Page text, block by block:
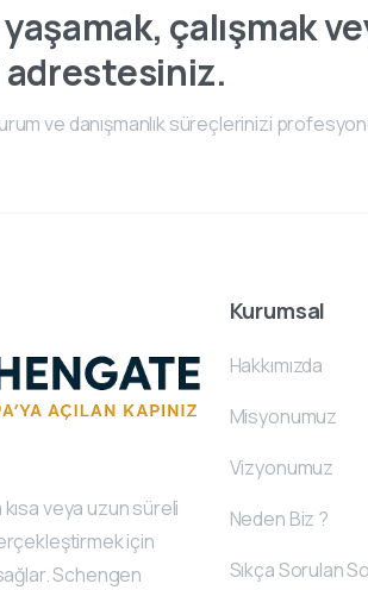
yaşamak, çalışmak
ve danışmanlık süreçlerinizi
veya uzun süreli
için
Schengen
Kurumsal
Hakkımızda
Misyonumuz
Vizyonumuz
Neden Biz ?
Sıkça Sorulan